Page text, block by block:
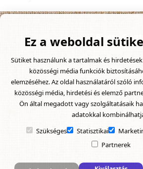
© Blans-
Ez a weboldal
Sütiket használunk a tartalmak és
közösségi média funkciók
elemzéséhez. Az oldal használatáról szóló
közösségi média, hirdetési és elemző
Ön által megadott vagy szolgáltatásaik
adatokkal
Szükséges
Statisztikai
Partnerek